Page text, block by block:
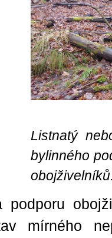
Listnatý
bylinného
podporu
mírného